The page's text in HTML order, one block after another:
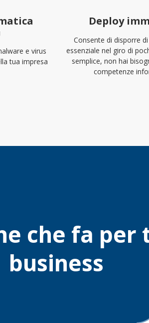
e virus
tua impresa
Deploy
Consente di disporre
essenziale nel giro di
semplice, non hai
competenze
che fa per
business